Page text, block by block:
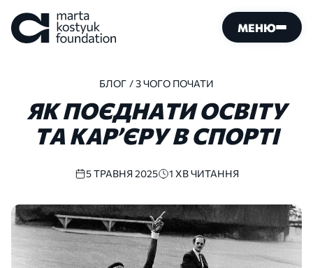
МЕНЮ
БЛОГ / З ЧОГО ПОЧАТИ
ЯК ПОЄДНАТИ ОСВІТУ
ТА КАР’ЄРУ В СПОРТІ
5 ТРАВНЯ 2025 1 ХВ ЧИТАННЯ